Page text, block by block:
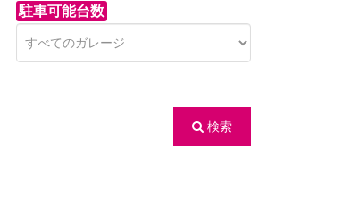
駐車可能台数
検索